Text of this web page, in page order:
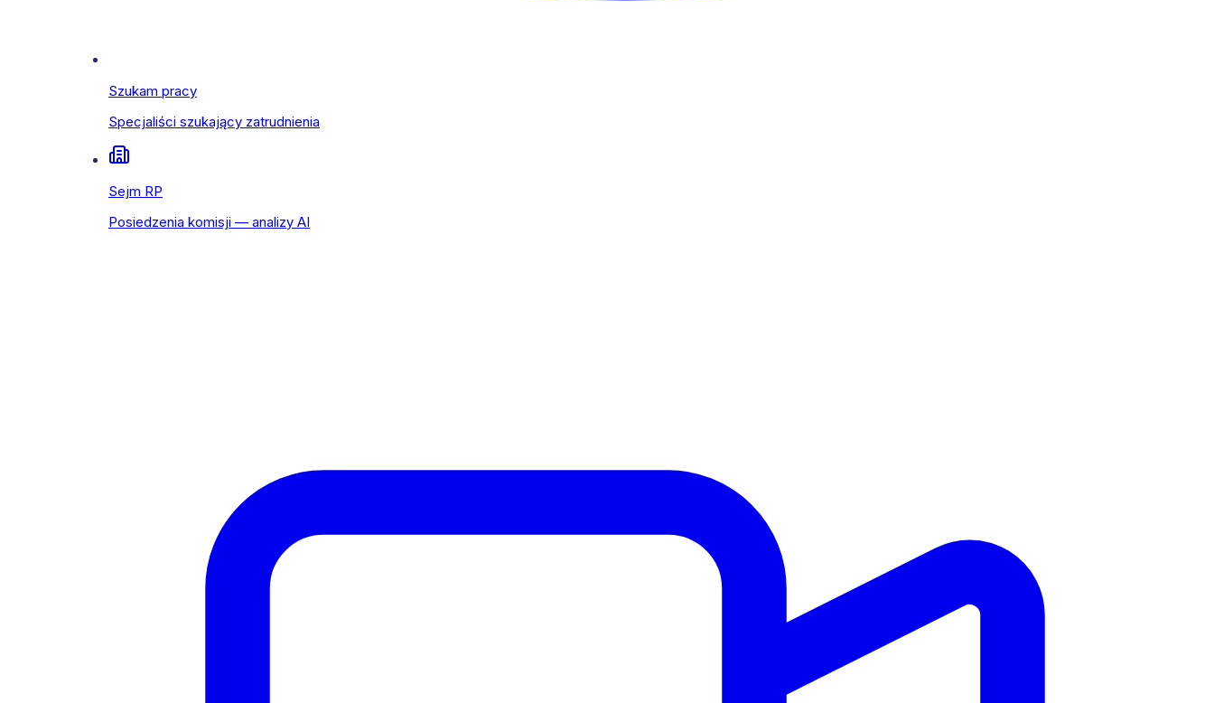
Szukam pracy
Specjaliści szukający zatrudnienia
Sejm RP
Posiedzenia komisji — analizy AI